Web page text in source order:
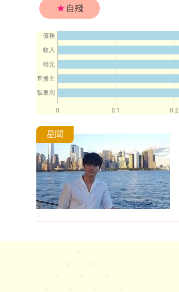
★ 自殘
0 0.1 0.2
債務
收入
韓元
直播主
張東周
星聞